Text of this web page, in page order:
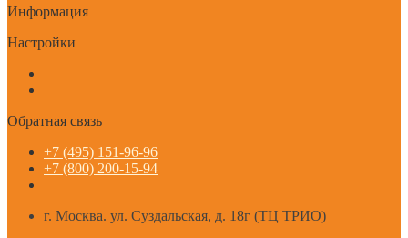
Информация
Настройки
Обратная связь
+7 (495) 151-96-96
+7 (800) 200-15-94
г. Москва. ул. Суздальская, д. 18г (ТЦ ТРИО)